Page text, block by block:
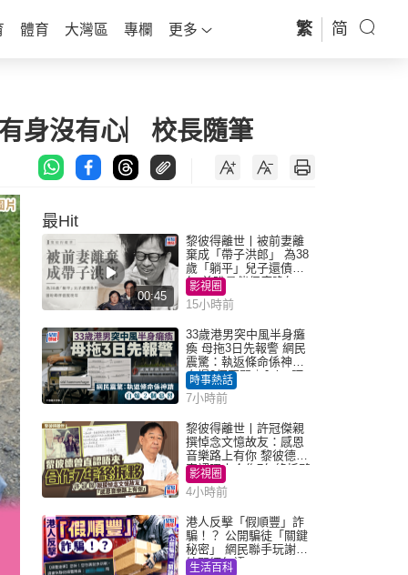
體育 大灣區 專欄 更多 繁 简
身沒有心︳校長隨筆
最Hit
00:45
黎彼得離世丨被前妻離
棄成「帶子洪郎」 為38
歲「躺平」兒子還債多
年 曾盼尋伴侶度晚年
影視圈
15小時前
33歲港男突中風半身癱
瘓 母拖3日先報警 網民
震驚：執返條命係神蹟
自爆2個惡習｜Juicy叮
時事熱話
7小時前
黎彼得離世丨許冠傑親
撰悼念文憶故友：感恩
音樂路上有你 黎彼德曾
直認唔夾合作7年終拆夥
影視圈
4小時前
港人反擊「假順豐」詐
騙！？ 公開騙徒「關鍵
秘密」 網民聯手玩謝：
練習緬甸語
生活百科